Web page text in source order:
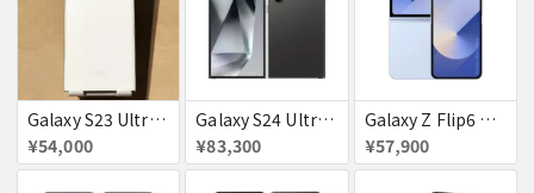
Galaxy S23 Ultra SC-52D クリーム docomo 送料無料
¥54,000
Galaxy S24 Ultra SCG26 512GB au チタニウムブラック 送料無料
¥83,300
Galaxy Z Flip6 ブルー 256GB au 送料無料
¥57,900